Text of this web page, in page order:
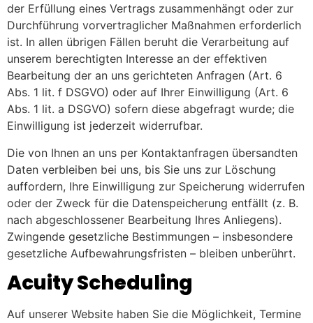
der Erfüllung eines Vertrags zusammenhängt oder zur
Durchführung vorvertraglicher Maßnahmen erforderlich
ist. In allen übrigen Fällen beruht die Verarbeitung auf
unserem berechtigten Interesse an der effektiven
Bearbeitung der an uns gerichteten Anfragen (Art. 6
Abs. 1 lit. f DSGVO) oder auf Ihrer Einwilligung (Art. 6
Abs. 1 lit. a DSGVO) sofern diese abgefragt wurde; die
Einwilligung ist jederzeit widerrufbar.
Die von Ihnen an uns per Kontaktanfragen übersandten
Daten verbleiben bei uns, bis Sie uns zur Löschung
auffordern, Ihre Einwilligung zur Speicherung widerrufen
oder der Zweck für die Datenspeicherung entfällt (z. B.
nach abgeschlossener Bearbeitung Ihres Anliegens).
Zwingende gesetzliche Bestimmungen – insbesondere
gesetzliche Aufbewahrungsfristen – bleiben unberührt.
Acuity Scheduling
Auf unserer Website haben Sie die Möglichkeit, Termine